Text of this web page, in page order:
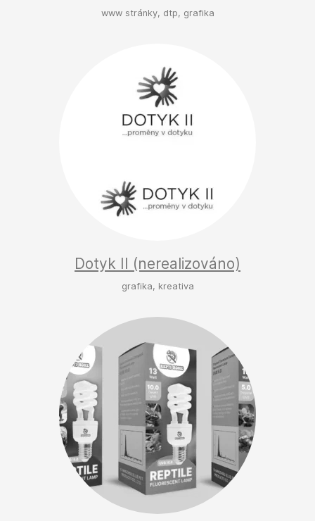
www stránky, dtp, grafika
Dotyk II (nerealizováno)
grafika, kreativa